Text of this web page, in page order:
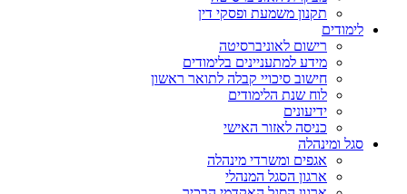
תקנון משמעת ופסקי דין
לימודים
רישום לאוניברסיטה
מידע למתעניינים בלימודים
חישוב סיכויי קבלה לתואר ראשון
לוח שנת הלימודים
ידיעונים
כניסה לאזור האישי
סגל ומינהלה
אגפים ומשרדי מינהלה
ארגון הסגל המנהלי